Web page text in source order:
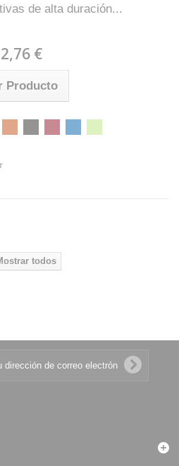
de alta duración...
2,76 €
Producto
todos